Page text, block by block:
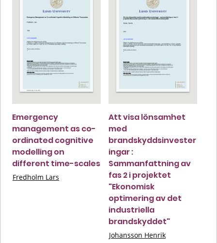
Emergency
management as co-
ordinated cognitive
modelling on
different time-scales
Fredholm Lars
Att visa lönsamhet
med
brandskyddsinvester
ingar :
Sammanfattning av
fas 2 i projektet
"Ekonomisk
optimering av det
industriella
brandskyddet"
Johansson Henrik